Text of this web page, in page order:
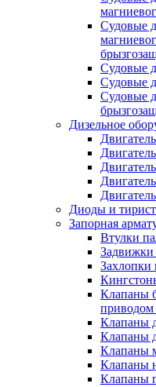
Судовые
Судовые
Судовые
Судовые
Дизельное
Диоды и
Запорная
Втулки
Захлопки
Клапаны
Клапаны
Клапаны
Клапаны
Клапаны
Клапаны